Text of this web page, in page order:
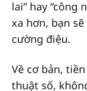
lai” hay “công
xa hơn, bạn
cường điệu.
Về cơ bản,
thuật số,